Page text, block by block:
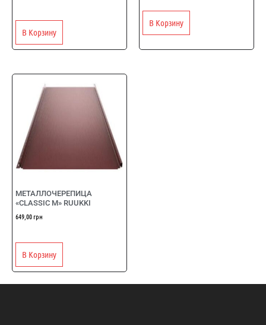
В Корзину
В Корзину
МЕТАЛЛОЧЕРЕПИЦА
«CLASSIC M» RUUKKI
649,00грн
В Корзину